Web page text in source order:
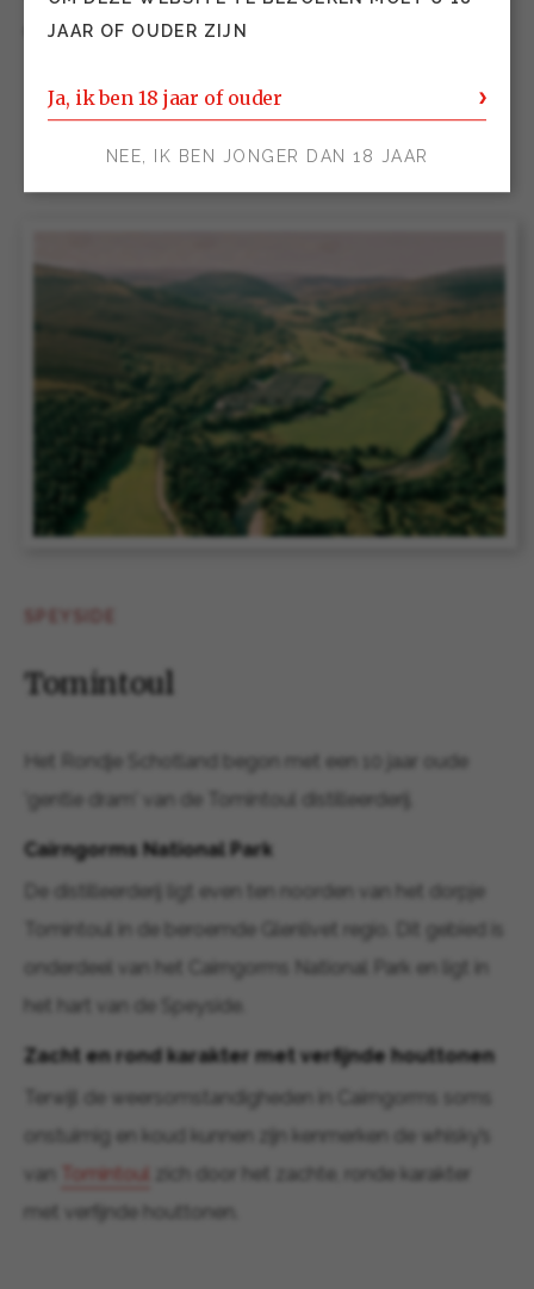
de bijbehorende hapjes
Tomintoul
Het Rondje Schotland begon met een 10 jaar oude
'gentle dram' van de Tomintoul distilleerderij.
Cairngorms National Park
De distilleerderij ligt even ten noorden van het dorpje
Tomintoul in de beroemde Glenlivet regio. Dit gebied is
onderdeel van het Cairngorms National Park en ligt in
het hart van de Speyside.
Zacht en rond karakter met verfijnde houttonen
Terwijl de weersomstandigheden in Cairngorms soms
onstuimig en koud kunnen zijn kenmerken de whisky’s
van
Tomintoul
zich door het zachte, ronde karakter
met verfijnde houttonen.
JAAR OF OUDER ZIJN
Ja, ik ben 18 jaar of ouder
NEE, IK BEN JONGER DAN 18 JAAR